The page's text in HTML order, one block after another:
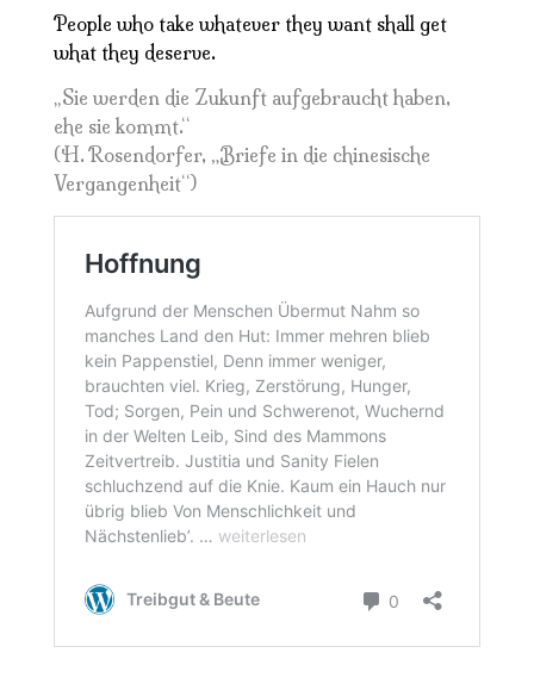
People who take whatever they want shall get
what they deserve.
„Sie werden die Zukunft aufgebraucht haben,
ehe sie kommt.“
(H. Rosendorfer, „Briefe in die chinesische
Vergangenheit“)